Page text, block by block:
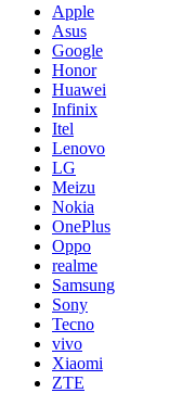
Apple
Asus
Google
Honor
Huawei
Infinix
Itel
Lenovo
LG
Meizu
Nokia
OnePlus
Oppo
realme
Samsung
Sony
Tecno
vivo
Xiaomi
ZTE